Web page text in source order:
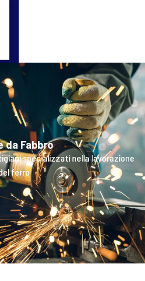
da Fabbro
specializzati nella lavorazione
ferro